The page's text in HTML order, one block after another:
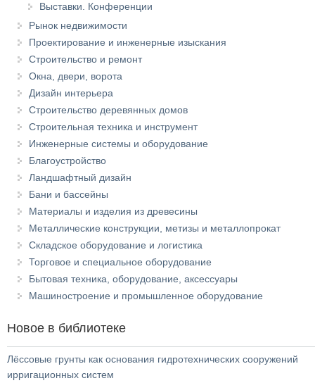
Выставки. Конференции
Рынок недвижимости
Проектирование и инженерные изыскания
Строительство и ремонт
Окна, двери, ворота
Дизайн интерьера
Строительство деревянных домов
Строительная техника и инструмент
Инженерные системы и оборудование
Благоустройство
Ландшафтный дизайн
Бани и бассейны
Материалы и изделия из древесины
Металлические конструкции, метизы и металлопрокат
Складское оборудование и логистика
Торговое и специальное оборудование
Бытовая техника, оборудование, аксессуары
Машиностроение и промышленное оборудование
Новое в библиотеке
Лёссовые грунты как основания гидротехнических сооружений
ирригационных систем